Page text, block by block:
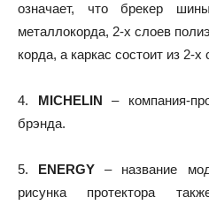
означает, что брекер
металлокорда, 2-х слоев
корда, а каркас состоит из 2-х
4. MICHELIN – компания-
брэнда.
5. ENERGY – название
рисунка протектора